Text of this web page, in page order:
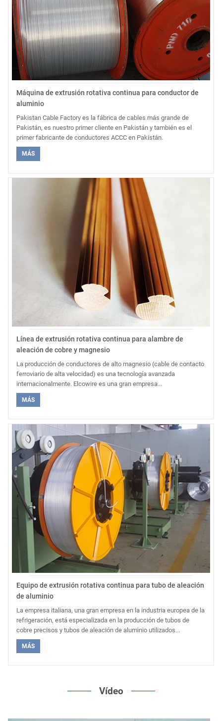
Máquina de extrusión rotativa continua para conductor de
aluminio
Pakistan Cable Factory es la fábrica de cables más grande de
Pakistán, es nuestro primer cliente en Pakistán y también es el
primer fabricante de conductores ACCC en Pakistán.
MÁS
Línea de extrusión rotativa continua para alambre de
aleación de cobre y magnesio
La producción de conductores de alto magnesio (cable de contacto
ferroviario de alta velocidad) es una tecnología avanzada
internacionalmente. Elcowire es una gran empresa...
MÁS
Equipo de extrusión rotativa continua para tubo de aleación
de aluminio
La empresa italiana, una gran empresa en la industria europea de la
refrigeración, está especializada en la producción de tubos de
cobre precisos y tubos de aleación de aluminio utilizados...
MÁS
Vídeo